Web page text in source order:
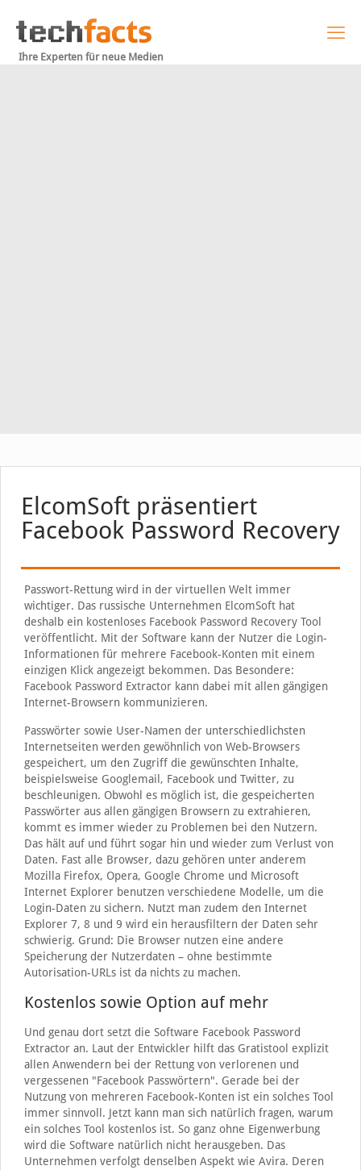
Ihre Experten für neue Medien
ElcomSoft präsentiert
Facebook Password Recovery
Passwort-Rettung wird in der virtuellen Welt immer
wichtiger. Das russische Unternehmen ElcomSoft hat
deshalb ein kostenloses Facebook Password Recovery Tool
veröffentlicht. Mit der Software kann der Nutzer die Login-
Informationen für mehrere Facebook-Konten mit einem
einzigen Klick angezeigt bekommen. Das Besondere:
Facebook Password Extractor kann dabei mit allen gängigen
Internet-Browsern kommunizieren.
Passwörter sowie User-Namen der unterschiedlichsten
Internetseiten werden gewöhnlich von Web-Browsers
gespeichert, um den Zugriff die gewünschten Inhalte,
beispielsweise Googlemail, Facebook und Twitter, zu
beschleunigen. Obwohl es möglich ist, die gespeicherten
Passwörter aus allen gängigen Browsern zu extrahieren,
kommt es immer wieder zu Problemen bei den Nutzern.
Das hält auf und führt sogar hin und wieder zum Verlust von
Daten. Fast alle Browser, dazu gehören unter anderem
Mozilla Firefox, Opera, Google Chrome und Microsoft
Internet Explorer benutzen verschiedene Modelle, um die
Login-Daten zu sichern. Nutzt man zudem den Internet
Explorer 7, 8 und 9 wird ein herausfiltern der Daten sehr
schwierig. Grund: Die Browser nutzen eine andere
Speicherung der Nutzerdaten – ohne bestimmte
Autorisation-URLs ist da nichts zu machen.
Kostenlos sowie Option auf mehr
Und genau dort setzt die Software Facebook Password
Extractor an. Laut der Entwickler hilft das Gratistool explizit
allen Anwendern bei der Rettung von verlorenen und
vergessenen "Facebook Passwörtern". Gerade bei der
Nutzung von mehreren Facebook-Konten ist ein solches Tool
immer sinnvoll. Jetzt kann man sich natürlich fragen, warum
ein solches Tool kostenlos ist. So ganz ohne Eigenwerbung
wird die Software natürlich nicht herausgeben. Das
Unternehmen verfolgt denselben Aspekt wie Avira. Deren